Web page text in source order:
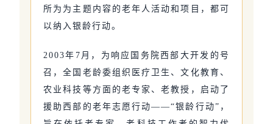
所为为主题内容的老年人活动和项目，都可
以纳入银龄行动。
2003年7月，为响应国务院西部大开发的号
召，全国老龄委组织医疗卫生、文化教育、
农业科技等方面的老专家、老教授，启动了
援助西部的老年志愿行动——“银龄行动”，